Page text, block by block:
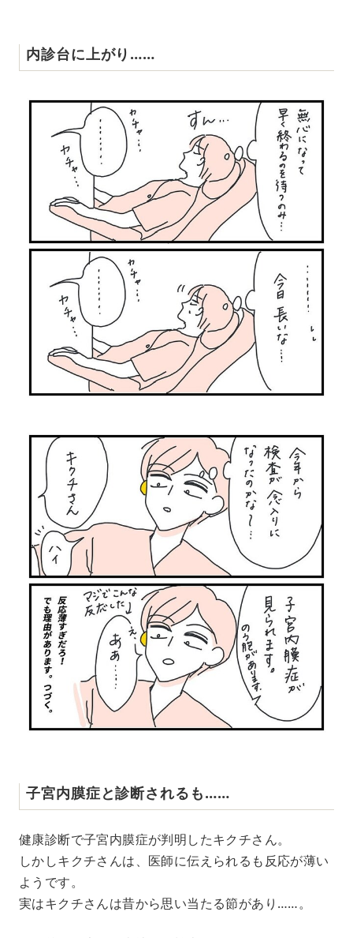
内診台に上がり……
子宮内膜症と診断されるも……
健康診断で子宮内膜症が判明したキクチさん。
しかしキクチさんは、医師に伝えられるも反応が薄い
ようです。
実はキクチさんは昔から思い当たる節があり……。